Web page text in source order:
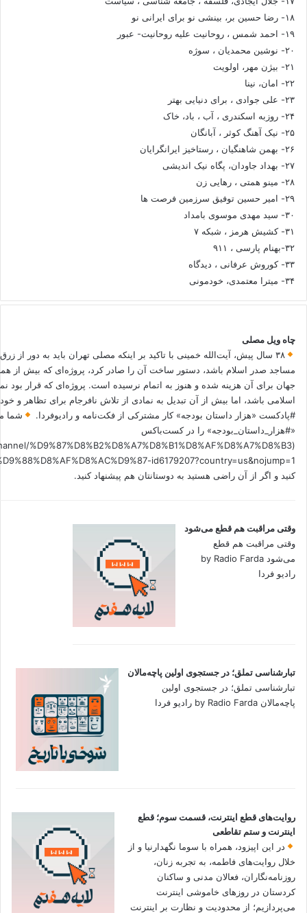
۱۸- رضا حسین بر، بینشی نو برای ایرانی نو
۱۹- احمد شمس ، روحانیت علیه روحانیت- عبور
۲۰- نوشین محمدیان ، سوژه
۲۱- بیژن مهر، اولویت
۲۲- امان، نینا
۲۳- علی جوادی ، برای دنیایی بهتر
۲۴- روزبه اسکندری ، آب ، باد، خاک
۲۵- نیک آهنگ کوثر ، آبانگان
۲۶- بهمن شاهنگیان ، رستاخیز ایرانگرایان
۲۷- بهداد جاودان، پگاه نیک اندیشی
۲۸- مینو همتی ، رهایی زن
۲۹- امیر حسین توفیق سرزمین فرصت ها
۳۰- سید مهدی موسوی بامداد
۳۱- کشیش هرمز ، شبکه ۷
۳۲-بهنام پارسی ، ۹۱۱
۳۳- کوروش عرفانی ، دیدگاه
۳۴- میترا معتمدی، خودمونی
چاه ویل مصلی
۳۸ سال پیش، آیت‌الله خمینی با تاکید بر اینکه مصلی تهران باید به دور از
مساجد صدر اسلام باشد، دستور ساخت آن را صادر کرد، پروژه‌ای که بیش از
جهان برای آن هزینه شده و هنوز به اتمام نرسیده است. پروژه‌ای که قرار بود
اسلامی باشد، اما بیش از آن تبدیل به نمادی از تلاش نافرجام برای تظاهر و
#پادکست «هزار داستان بودجه» کار مشترکی از فکت‌نامه و رادیوفردا.
شما
«#هزار_داستان_بودجه» را در کست‌باکس
%D9%87%D8%B2%D8%A7%D8%B1%D8%AF%D8%A7%D8%B3
کنید و اگر از آن راضی هستید به دوستانتان هم پیشنهاد کنید.
وقتی مراقبت هم قطع می‌شود
وقتی مراقبت هم قطع
می‌شود by Radio Farda
رادیو فردا
تبارشناسی تملق؛ در جستجوی اولین‌ پاچه‌مالان
تبارشناسی تملق؛ در جستجوی اولین‌
پاچه‌مالان by Radio Farda رادیو فردا
روایت‌های قطع اینترنت، قسمت سوم؛ قطع
اینترنت و ستم تقاطعی
در این اپیزود، همراه با سوما نگهدارنیا و از
خلال روایت‌های فاطمه، به تجربه زنان،
روزنامه‌نگاران، فعالان مدنی و ساکنان
کردستان در روزهای خاموشی اینترنت
می‌پردازیم؛ از محدودیت و نظارت بر اینترنت